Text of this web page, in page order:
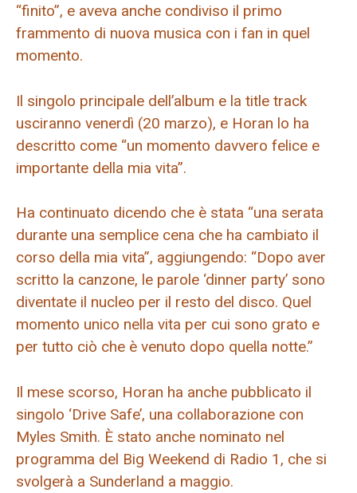
“finito”, e aveva anche condiviso il primo
frammento di nuova musica con i fan in quel
momento.
Il singolo principale dell’album e la title track
usciranno venerdì (20 marzo), e Horan lo ha
descritto come “un momento davvero felice e
importante della mia vita”.
Ha continuato dicendo che è stata “una serata
durante una semplice cena che ha cambiato il
corso della mia vita”, aggiungendo: “Dopo aver
scritto la canzone, le parole ‘dinner party’ sono
diventate il nucleo per il resto del disco. Quel
momento unico nella vita per cui sono grato e
per tutto ciò che è venuto dopo quella notte.”
Il mese scorso, Horan ha anche pubblicato il
singolo ‘Drive Safe’, una collaborazione con
Myles Smith. È stato anche nominato nel
programma del Big Weekend di Radio 1, che si
svolgerà a Sunderland a maggio.